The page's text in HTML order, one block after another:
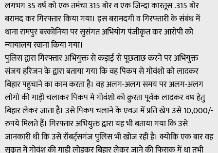
लगभग 35 वर्ष को एक तमंचा 315 बोर व एक जिन्दा कारतूस .315 बोर
बरामद कर गिरफ्तार किया गया। इस बरामदगी व गिरफ्तारी के संबंध में
थाना रामपुर बरकोनिया पर सुसंगत अभियोग पंजीकृत कर आरोपी को
न्यायालय रवाना किया गया।
पुलिस द्वारा गिरफ्तार अभियुक्त से कड़ाई से पूछताछ करने पर अभियुक्त
संजय हरिजन के द्वारा बताया गया कि वह पिकप से गोवंशो को लादकर
बिहार पहुचाने का काम करता है। वह अलग-अलग समय पर अलग-अलग
लोगो की गाड़ी चलाकर पिकप मे गोवंशो को क्रुरता पूर्वक लादकर वध हेतु
बिहार लेकर जाता है। उसे पिकप चलाने के एवज में प्रति खेप उसे 10,000/-
रुपये मिलते हैं। गिरफ्तार अभियुक्त द्वारा यह भी बताया गया कि उसे
जानकारी थी कि उसे रॉबर्ट्सगंज पुलिस भी खोज रही है। क्योकि एक बार वह
सुकृत में गोवंश की गाड़ी लोड़कर बिहार लेकर जाने की फिराक में था तभी